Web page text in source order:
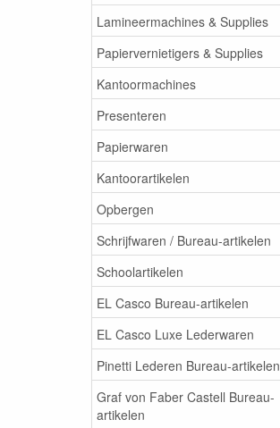
Lamineermachines & Supplies
Papiervernietigers & Supplies
Kantoormachines
Presenteren
Papierwaren
Kantoorartikelen
Opbergen
Schrijfwaren / Bureau-artikelen
Schoolartikelen
EL Casco Bureau-artikelen
EL Casco Luxe Lederwaren
Pinetti Lederen Bureau-artikelen
Graf von Faber Castell Bureau-
artikelen